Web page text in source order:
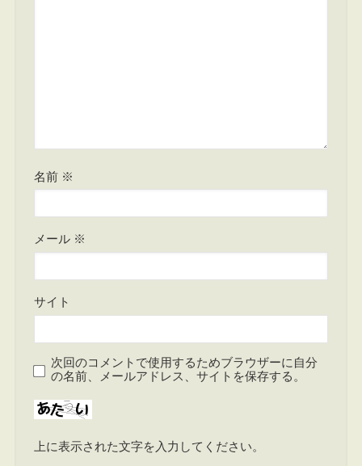
名前 ※
メール ※
サイト
次回のコメントで使用するためブラウザーに自分
の名前、メールアドレス、サイトを保存する。
上に表示された文字を入力してください。